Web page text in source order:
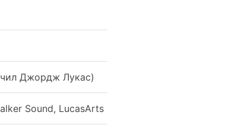
Джордж Лукас)
Sound, LucasArts